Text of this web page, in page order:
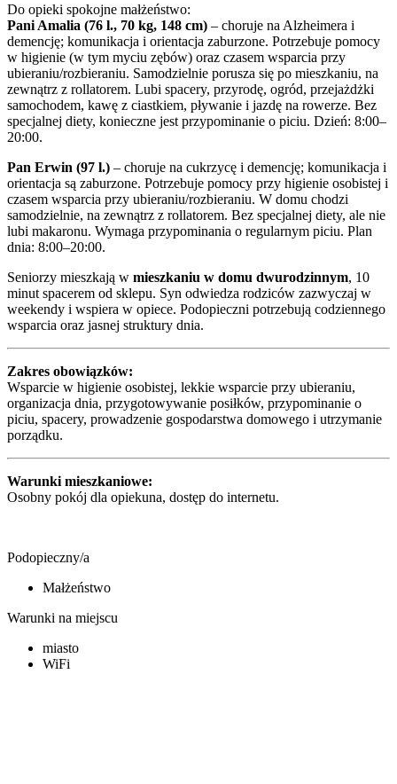
Do opieki spokojne małżeństwo:
Pani Amalia (76 l., 70 kg, 148 cm) – choruje na Alzheimera i
demencję; komunikacja i orientacja zaburzone. Potrzebuje pomocy
w higienie (w tym myciu zębów) oraz czasem wsparcia przy
ubieraniu/rozbieraniu. Samodzielnie porusza się po mieszkaniu, na
zewnątrz z rollatorem. Lubi spacery, przyrodę, ogród, przejażdżki
samochodem, kawę z ciastkiem, pływanie i jazdę na rowerze. Bez
specjalnej diety, konieczne jest przypominanie o piciu. Dzień: 8:00–
20:00.
Pan Erwin (97 l.) – choruje na cukrzycę i demencję; komunikacja i
orientacja są zaburzone. Potrzebuje pomocy przy higienie osobistej i
czasem wsparcia przy ubieraniu/rozbieraniu. W domu chodzi
samodzielnie, na zewnątrz z rollatorem. Bez specjalnej diety, ale nie
lubi makaronu. Wymaga przypominania o regularnym piciu. Plan
dnia: 8:00–20:00.
Seniorzy mieszkają w mieszkaniu w domu dwurodzinnym, 10
minut spacerem od sklepu. Syn odwiedza rodziców zazwyczaj w
weekendy i wspiera w opiece. Podopieczni potrzebują codziennego
wsparcia oraz jasnej struktury dnia.
Zakres obowiązków:
Wsparcie w higienie osobistej, lekkie wsparcie przy ubieraniu,
organizacja dnia, przygotowywanie posiłków, przypominanie o
piciu, spacery, prowadzenie gospodarstwa domowego i utrzymanie
porządku.
Warunki mieszkaniowe:
Osobny pokój dla opiekuna, dostęp do internetu.
Podopieczny/a
Małżeństwo
Warunki na miejscu
miasto
WiFi